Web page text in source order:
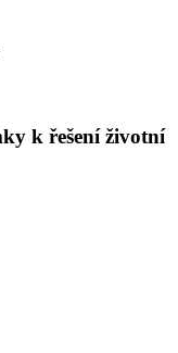
k řešení životní